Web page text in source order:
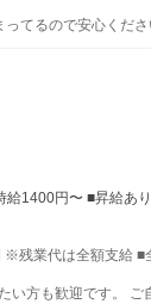
てるので安心くだ
1400円〜 ■昇給あ
残業代は全額支給 ■
い方も歓迎です。 ご